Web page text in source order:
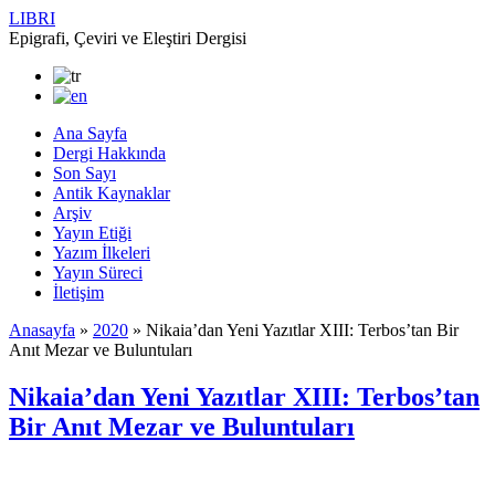
LIBRI
Epigrafi, Çeviri ve Eleştiri Dergisi
Ana Sayfa
Dergi Hakkında
Son Sayı
Antik Kaynaklar
Arşiv
Yayın Etiği
Yazım İlkeleri
Yayın Süreci
İletişim
Anasayfa » 2020 » Nikaia’dan Yeni Yazıtlar XIII: Terbos’tan Bir
Anıt Mezar ve Buluntuları
Nikaia’dan Yeni Yazıtlar XIII: Terbos’tan
Bir Anıt Mezar ve Buluntuları